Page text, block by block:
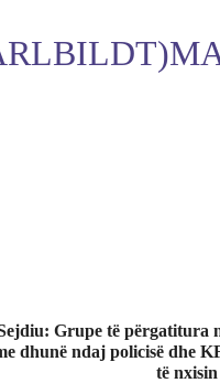
Grupe të përgatitura
dhunë ndaj policisë dhe
të